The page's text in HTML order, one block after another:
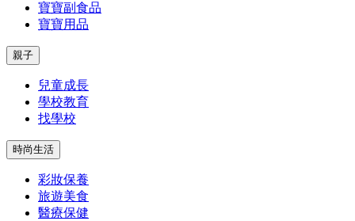
寶寶副食品
寶寶用品
親子
兒童成長
學校教育
找學校
時尚生活
彩妝保養
旅遊美食
醫療保健